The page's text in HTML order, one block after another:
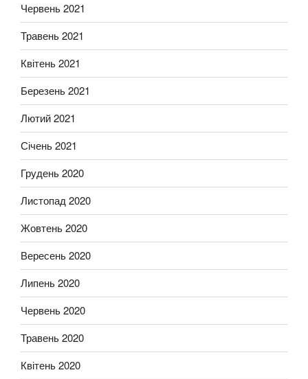
Червень 2021
Травень 2021
Квітень 2021
Березень 2021
Лютий 2021
Січень 2021
Грудень 2020
Листопад 2020
Жовтень 2020
Вересень 2020
Липень 2020
Червень 2020
Травень 2020
Квітень 2020